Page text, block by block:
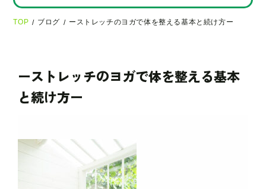
TOP / ブログ / ーストレッチのヨガで体を整える基本と続け方ー
ーストレッチのヨガで体を整える基本
と続け方ー